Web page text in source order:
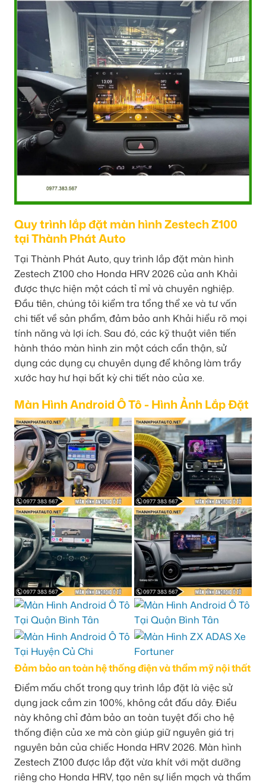
Quy trình lắp đặt màn hình Zestech Z100
tại Thành Phát Auto
Tại Thành Phát Auto, quy trình lắp đặt màn hình
Zestech Z100 cho Honda HRV 2026 của anh Khải
được thực hiện một cách tỉ mỉ và chuyên nghiệp.
Đầu tiên, chúng tôi kiểm tra tổng thể xe và tư vấn
chi tiết về sản phẩm, đảm bảo anh Khải hiểu rõ mọi
tính năng và lợi ích. Sau đó, các kỹ thuật viên tiến
hành tháo màn hình zin một cách cẩn thận, sử
dụng các dụng cụ chuyên dụng để không làm trầy
xước hay hư hại bất kỳ chi tiết nào của xe.
Màn Hình Android Ô Tô - Hình Ảnh Lắp Đặt
Đảm bảo an toàn hệ thống điện và thẩm mỹ nội thất
Điểm mấu chốt trong quy trình lắp đặt là việc sử
dụng jack cắm zin 100%, không cắt đấu dây. Điều
này không chỉ đảm bảo an toàn tuyệt đối cho hệ
thống điện của xe mà còn giúp giữ nguyên giá trị
nguyên bản của chiếc Honda HRV 2026. Màn hình
Zestech Z100 được lắp đặt vừa khít với mặt dưỡng
riêng cho Honda HRV, tạo nên sự liền mạch và thẩm